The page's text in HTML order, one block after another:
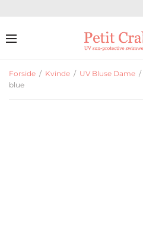
Forside / Kvinde / UV Bluse Dame /
blue